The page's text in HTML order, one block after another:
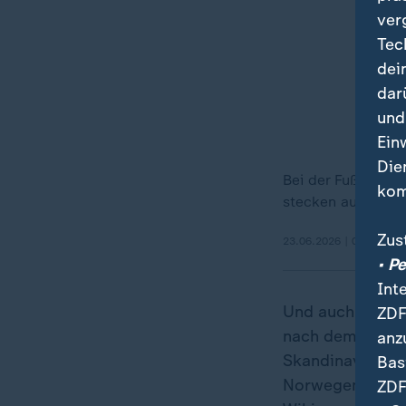
Bei der Fußball-
stecken auch die
23.06.2026 | 0:17 min
Und auch im
nach dem
Skandinavier
Norwegens
•